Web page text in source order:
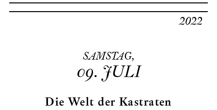
SAMSTAG,
09. JULI
2022
Die Welt der Kastraten